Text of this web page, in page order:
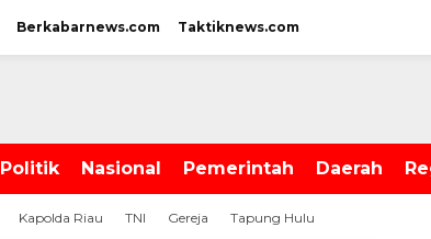
Berkabarnews.com Taktiknews.com
Politik Nasional Pemerintah Daerah
Kapolda Riau TNI Gereja Tapung Hulu